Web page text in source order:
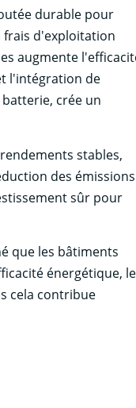
durable pour
frais d'exploitation
augmente
l'intégration de
crée un
stables,
des émissions
sûr pour
que les bâtiments
énergétique, le
cela contribue